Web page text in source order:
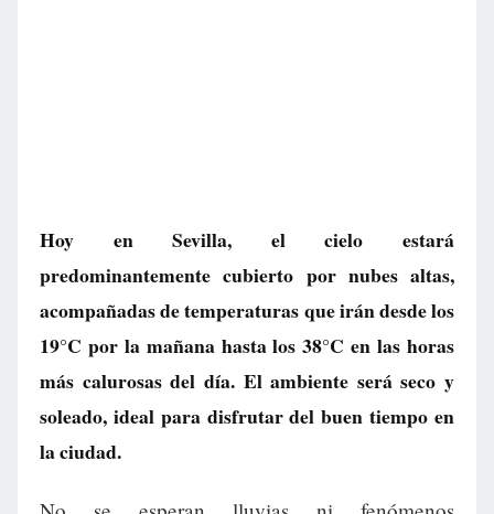
Hoy en Sevilla, el cielo estará
predominantemente cubierto por nubes altas,
acompañadas de temperaturas que irán desde los
19°C por la mañana hasta los 38°C en las horas
más calurosas del día. El ambiente será seco y
soleado, ideal para disfrutar del buen tiempo en
la ciudad.